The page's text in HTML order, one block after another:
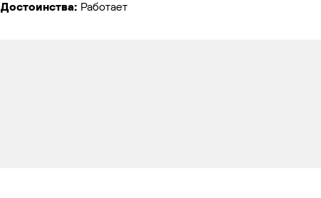
Достоинства: Работает